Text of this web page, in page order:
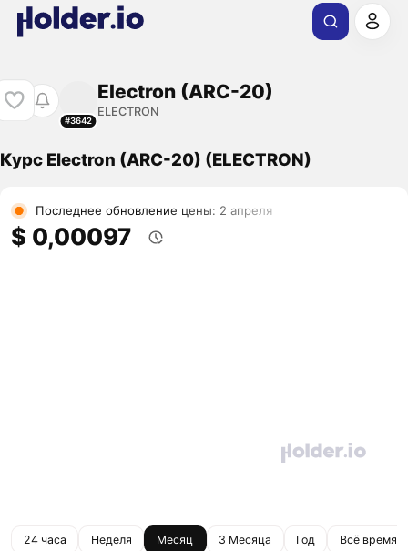
#3642
Electron (ARC-20)
ELECTRON
Курс Electron (ARC-20) (ELECTRON)
Последнее обновление цены: 2 апреля
$ 0,00097
24 часа Неделя Месяц 3 Месяца Год Всё время